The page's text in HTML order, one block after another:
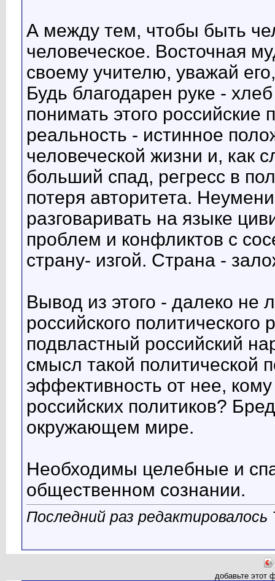
А между тем, чтобы быть
человеческое. Восточная
своему учителю, уважай
Будь благодарен руке -
понимать этого российские
реальность - истинное
человеческой жизни и, как
больший спад, регресс в
потеря авторитета.
разговаривать на языке
проблем и конфликтов с
страну- изгой. Страна -
Вывод из этого - далеко не
российского
подвластный российский
смысл такой политической
эффективность от нее,
российских политиков?
окружающем мире.
Необходимы целебные и
общественном сознании.
Последний раз
добавьте этот